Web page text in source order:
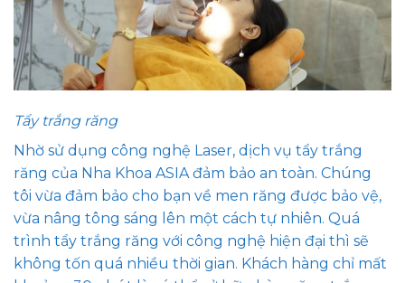
Tẩy trắng răng
Nhờ sử dụng công nghệ Laser, dịch vụ tẩy trắng
răng của Nha Khoa ASIA đảm bảo an toàn. Chúng
tôi vừa đảm bảo cho bạn về men răng được bảo vệ,
vừa nâng tông sáng lên một cách tự nhiên. Quá
trình tẩy trắng răng với công nghệ hiện đại thì sẽ
không tốn quá nhiều thời gian. Khách hàng chỉ mất